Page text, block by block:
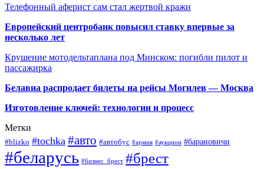
Телефонный аферист сам стал жертвой кражи
Европейский центробанк повысил ставку впервые за
несколько лет
Крушение мотодельтаплана под Минском: погибли пилот и
пассажирка
Белавиа распродает билеты на рейсы Могилев — Москва
Изготовление ключей: технологии и процесс
Метки
#blizko #tochka #авто #автобус #армия #аукцион #барановичи
#беларусь #бизнес_брест #брест